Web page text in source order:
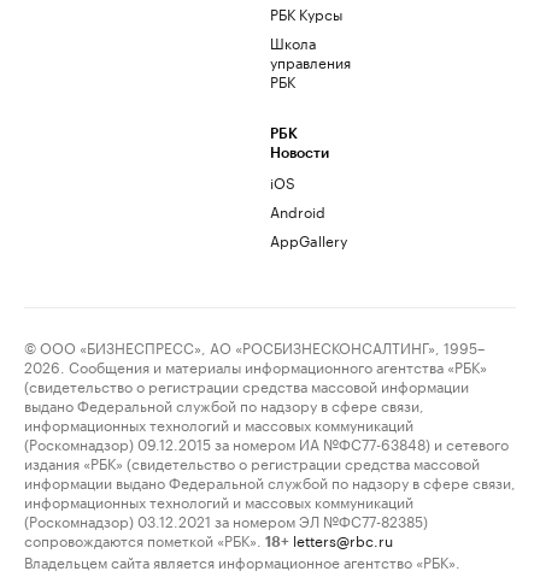
РБК Курсы
Школа
управления
РБК
РБК
Новости
iOS
Android
AppGallery
© ООО «БИЗНЕСПРЕСС», АО «РОСБИЗНЕСКОНСАЛТИНГ», 1995–
2026. Сообщения и материалы информационного агентства «РБК»
(свидетельство о регистрации средства массовой информации
выдано Федеральной службой по надзору в сфере связи,
информационных технологий и массовых коммуникаций
(Роскомнадзор) 09.12.2015 за номером ИА №ФС77-63848) и сетевого
издания «РБК» (свидетельство о регистрации средства массовой
информации выдано Федеральной службой по надзору в сфере связи,
информационных технологий и массовых коммуникаций
(Роскомнадзор) 03.12.2021 за номером ЭЛ №ФС77-82385)
сопровождаются пометкой «РБК».
18+ letters@rbc.ru
Владельцем сайта является информационное агентство «РБК».